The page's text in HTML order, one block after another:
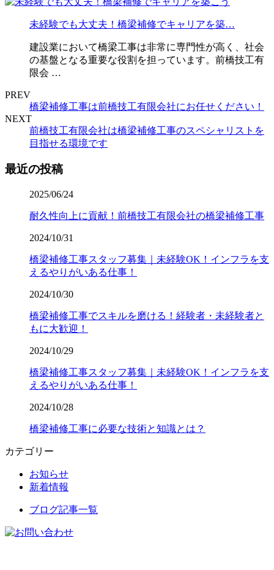
未経験でも大丈夫！橋梁補修でキャリアを築…
建設業において橋梁工事は非常に専門性が高く、社会
の基盤となる重要な役割を担っています。前橋技工有
限会 …
PREV
橋梁補修工事は前橋技工有限会社にお任せください！
NEXT
前橋技工有限会社は橋梁補修工事のスペシャリストを
目指せる環境です
最近の投稿
2025/06/24
耐久性向上に貢献！前橋技工有限会社の橋梁補修工事
2024/10/31
橋梁補修工事スタッフ募集｜未経験OK！インフラを支
えるやりがいある仕事！
2024/10/30
橋梁補修工事でスキルを磨ける！経験者・未経験者と
もに大歓迎！
2024/10/29
橋梁補修工事スタッフ募集｜未経験OK！インフラを支
えるやりがいある仕事！
2024/10/28
橋梁補修工事に必要な技術と知識とは？
カテゴリー
お知らせ
新着情報
ブログ記事一覧